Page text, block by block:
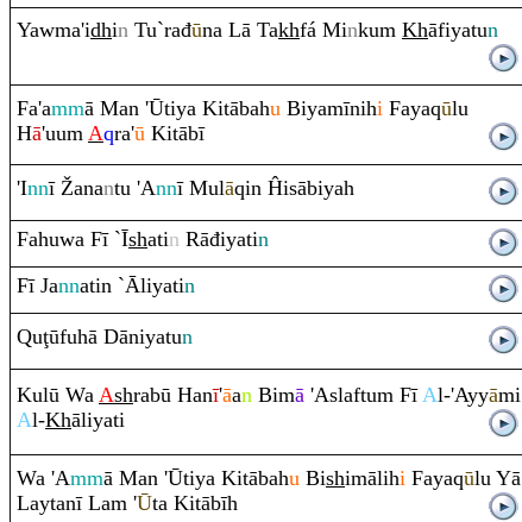
Yawma'idhin Tu`rađūna Lā Takhfá Minkum Khāfiyatun
Fa'ammā Man 'Ūtiya Kitābahu Biyamīnihi Fayaqūlu
Hā'uum Aqra'ū Kitābī
'Innī Žanantu 'Annī Mulāqin Ĥisābiyah
Fahuwa Fī `Īshatin Rāđiyatin
Fī Jannatin `Āliyatin
Quţūfuhā Dāniyatun
Kulū Wa Ashrabū Hanī'āan Bimā 'Aslaftum FīAl-'Ayyāmi
Al-Khāliyati
Wa 'Ammā Man 'Ūtiya Kitābahu Bishimālihi Fayaqūlu Yā
Laytanī Lam 'Ūta Kitābīh